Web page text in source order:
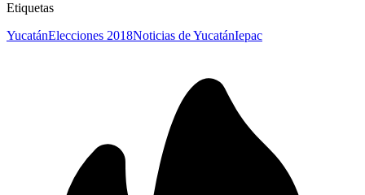
Etiquetas
YucatánElecciones 2018Noticias de YucatánIepac